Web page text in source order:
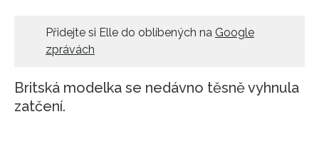
Přidejte si Elle do oblíbených na Google
zprávách
Britská modelka se nedávno těsně vyhnula
zatčení.